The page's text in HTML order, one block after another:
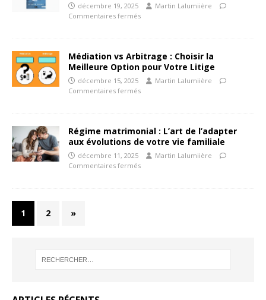
décembre 19, 2025
Martin Lalumiière
Commentaires fermés
Médiation vs Arbitrage : Choisir la
Meilleure Option pour Votre Litige
décembre 15, 2025
Martin Lalumiière
Commentaires fermés
Régime matrimonial : L’art de l’adapter
aux évolutions de votre vie familiale
décembre 11, 2025
Martin Lalumiière
Commentaires fermés
1 2 »